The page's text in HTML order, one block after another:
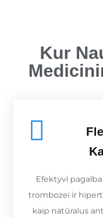
Kur
Efektyvi
trombozei ir
kaip natūralus